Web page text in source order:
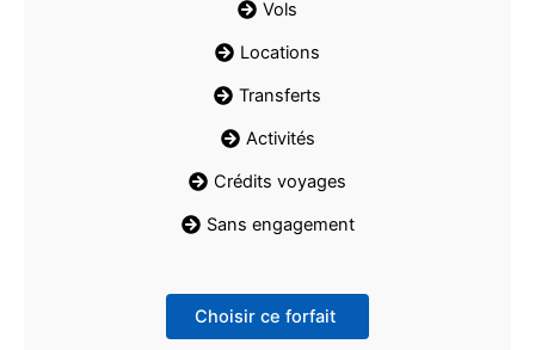
Vols
Locations
Transferts
Activités
Crédits voyages
Sans engagement
Choisir ce forfait